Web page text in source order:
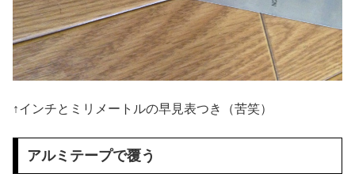
↑インチとミリメートルの早見表つき（苦笑）
アルミテープで覆う